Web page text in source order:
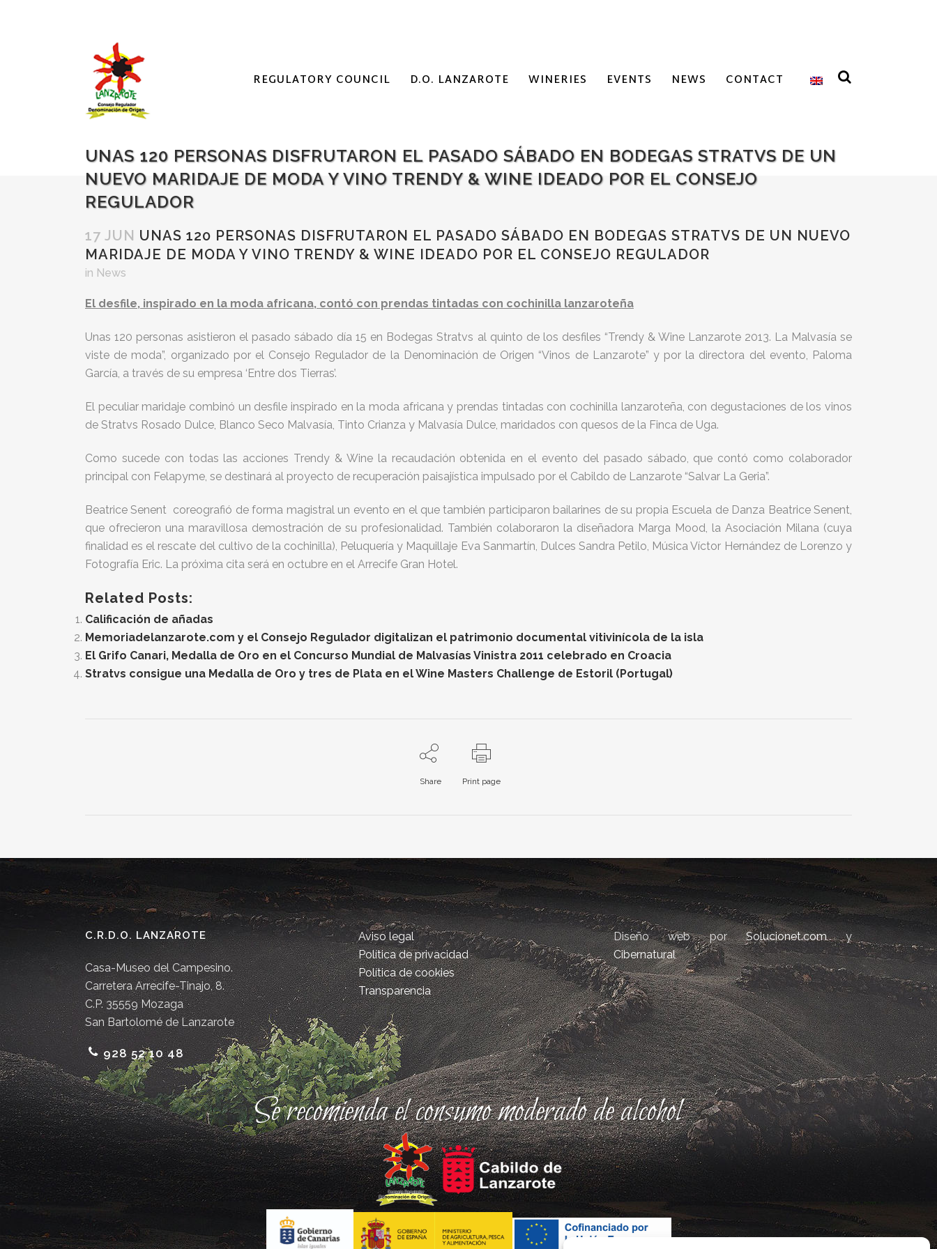
REGULATORY COUNCIL D.O. LANZAROTE WINERIES EVENTS NEWS CONTACT
UNAS 120 PERSONAS DISFRUTARON EL PASADO SÁBADO EN BODEGAS STRATVS DE UN
NUEVO MARIDAJE DE MODA Y VINO TRENDY & WINE IDEADO POR EL CONSEJO
REGULADOR
17 JUN UNAS 120 PERSONAS DISFRUTARON EL PASADO SÁBADO EN BODEGAS STRATVS DE UN NUEVO
MARIDAJE DE MODA Y VINO TRENDY & WINE IDEADO POR EL CONSEJO REGULADOR
in News
El desfile, inspirado en la moda africana, contó con prendas tintadas con cochinilla lanzaroteña
Unas 120 personas asistieron el pasado sábado día 15 en Bodegas Stratvs al quinto de los desfiles “Trendy & Wine Lanzarote 2013. La Malvasía se
viste de moda”, organizado por el Consejo Regulador de la Denominación de Origen “Vinos de Lanzarote” y por la directora del evento, Paloma
García, a través de su empresa ‘Entre dos Tierras’.
El peculiar maridaje combinó un desfile inspirado en la moda africana y prendas tintadas con cochinilla lanzaroteña, con degustaciones de los vinos
de Stratvs Rosado Dulce, Blanco Seco Malvasía, Tinto Crianza y Malvasía Dulce, maridados con quesos de la Finca de Uga.
Como sucede con todas las acciones Trendy & Wine la recaudación obtenida en el evento del pasado sábado, que contó como colaborador
principal con Felapyme, se destinará al proyecto de recuperación paisajística impulsado por el Cabildo de Lanzarote “Salvar La Geria”.
Beatrice Senent coreografió de forma magistral un evento en el que también participaron bailarines de su propia Escuela de Danza Beatrice Senent,
que ofrecieron una maravillosa demostración de su profesionalidad. También colaboraron la diseñadora Marga Mood, la Asociación Milana (cuya
finalidad es el rescate del cultivo de la cochinilla), Peluquería y Maquillaje Eva Sanmartín, Dulces Sandra Petilo, Música Víctor Hernández de Lorenzo y
Fotografía Eric. La próxima cita será en octubre en el Arrecife Gran Hotel.
Related Posts:
Calificación de añadas
Memoriadelanzarote.com y el Consejo Regulador digitalizan el patrimonio documental vitivinícola de la isla
El Grifo Canari, Medalla de Oro en el Concurso Mundial de Malvasías Vinistra 2011 celebrado en Croacia
Stratvs consigue una Medalla de Oro y tres de Plata en el Wine Masters Challenge de Estoril (Portugal)
Share Print page
C.R.D.O. LANZAROTE
Casa-Museo del Campesino.
Carretera Arrecife-Tinajo, 8.
C.P. 35559 Mozaga
San Bartolomé de Lanzarote
928 52 10 48
Aviso legal
Política de privacidad
Política de cookies
Transparencia
Diseño web porSolucionet.comy
Cibernatural
Se recomienda el consumo moderado de alcohol